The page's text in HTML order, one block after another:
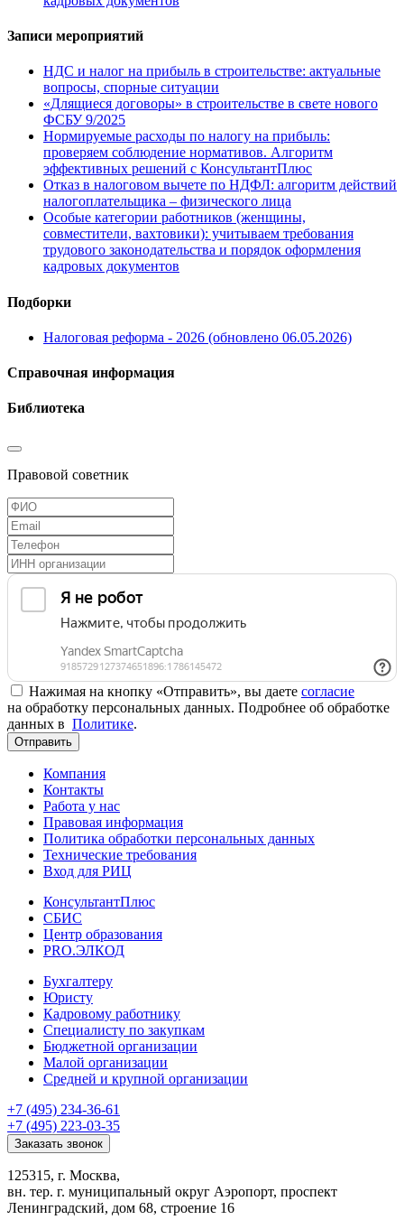
Записи мероприятий
НДС и налог на прибыль в строительстве: актуальные
вопросы, спорные ситуации
«Длящиеся договоры» в строительстве в свете нового
ФСБУ 9/2025
Нормируемые расходы по налогу на прибыль:
проверяем соблюдение нормативов. Алгоритм
эффективных решений с КонсультантПлюс
Отказ в налоговом вычете по НДФЛ: алгоритм действий
налогоплательщика – физического лица
Особые категории работников (женщины,
совместители, вахтовики): учитываем требования
трудового законодательства и порядок оформления
кадровых документов
Подборки
Налоговая реформа - 2026 (обновлено 06.05.2026)
Справочная информация
Библиотека
Правовой советник
Нажимая на кнопку «Отправить», вы даете согласие
на обработку персональных данных. Подробнее об обработке
данных в Политике.
Отправить
Компания
Контакты
Работа у нас
Правовая информация
Политика обработки персональных данных
Технические требования
Вход для РИЦ
КонсультантПлюс
СБИС
Центр образования
PRO.ЭЛКОД
Бухгалтеру
Юристу
Кадровому работнику
Специалисту по закупкам
Бюджетной организации
Малой организации
Средней и крупной организации
+7 (495) 234-36-61
+7 (495) 223-03-35
Заказать звонок
125315, г. Москва,
вн. тер. г. муниципальный округ Аэропорт, проспект
Ленинградский, дом 68, строение 16